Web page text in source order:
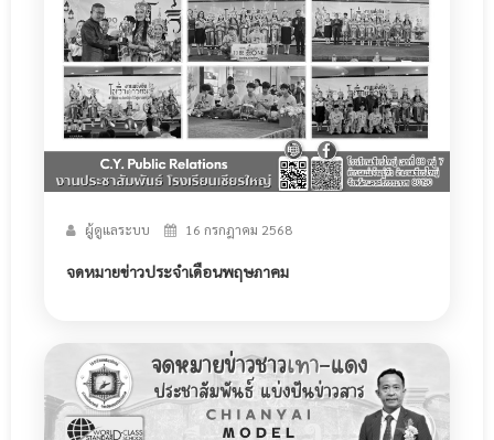
ผู้ดูแลระบบ 16 กรกฎาคม 2568
จดหมายข่าวประจำเดือนพฤษภาคม